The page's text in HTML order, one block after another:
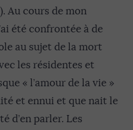
Au cours de mon
été confrontée à de
au sujet de la mort
les résidentes et
« l’amour de la vie »
et ennui et que nait le
d’en parler. Les